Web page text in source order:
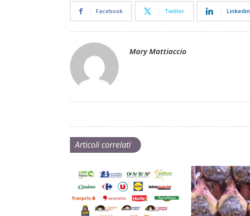
Facebook Twitter Linkedin
Mary Mattiaccio
Articoli correlati